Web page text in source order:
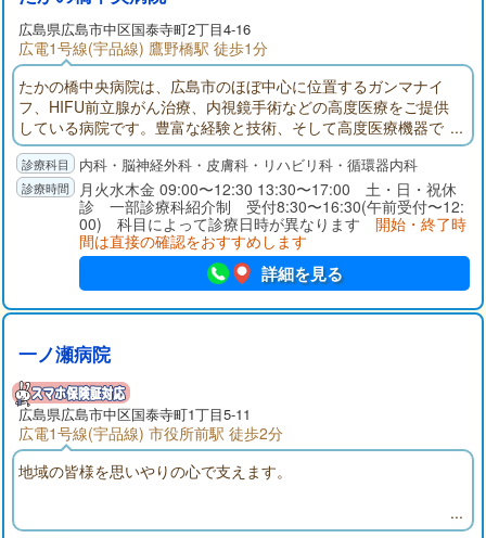
広島県広島市中区国泰寺町2丁目4-16
広電1号線(宇品線) 鷹野橋駅 徒歩1分
たかの橋中央病院は、広島市のほぼ中心に位置するガンマナイ
フ、HIFU前立腺がん治療、内視鏡手術などの高度医療をご提供
している病院です。豊富な経験と技術、そして高度医療機器で
患者さんの生活をより豊かなものにするお手伝いをいたしま
す。
内科・脳神経外科・皮膚科・リハビリ科・循環器内科
月火水木金 09:00〜12:30 13:30〜17:00 土・日・祝休
診 一部診療科紹介制 受付8:30〜16:30(午前受付〜12:
00) 科目によって診療日時が異なります 開始・終了時
間は直接の確認をおすすめします
詳細を見る
一ノ瀬病院
広島県広島市中区国泰寺町1丁目5-11
広電1号線(宇品線) 市役所前駅 徒歩2分
地域の皆様を思いやりの心で支えます。